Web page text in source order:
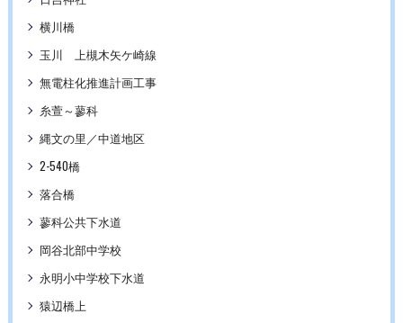
横川橋
玉川 上槻木矢ケ崎線
無電柱化推進計画工事
糸萱～蓼科
縄文の里／中道地区
2-540橋
落合橋
蓼科公共下水道
岡谷北部中学校
永明小中学校下水道
猿辺橋上